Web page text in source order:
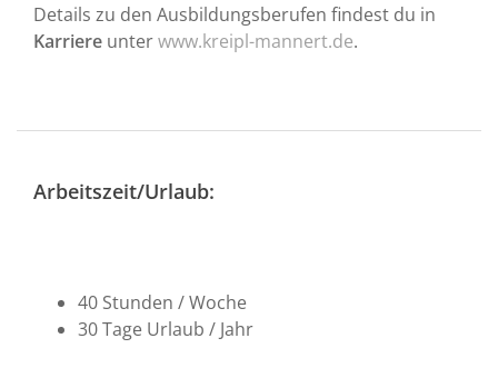
Details zu den Ausbildungsberufen findest du in
Karriere unterwww.kreipl-mannert.de.
Arbeitszeit/Urlaub:
40 Stunden / Woche
30 Tage Urlaub / Jahr